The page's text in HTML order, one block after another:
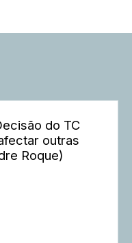
do TC
outras
Roque)